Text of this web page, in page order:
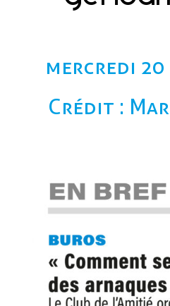
mercredi 20
Crédit :